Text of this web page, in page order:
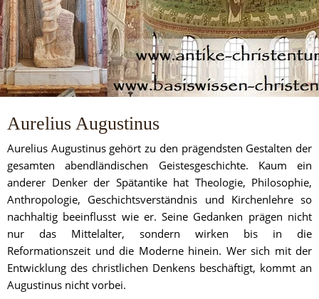
Aurelius Augustinus
Aurelius Augustinus gehört zu den prägendsten Gestalten der
gesamten abendländischen Geistesgeschichte. Kaum ein
anderer Denker der Spätantike hat Theologie, Philosophie,
Anthropologie, Geschichtsverständnis und Kirchenlehre so
nachhaltig beeinflusst wie er. Seine Gedanken prägen nicht
nur das Mittelalter, sondern wirken bis in die
Reformationszeit und die Moderne hinein. Wer sich mit der
Entwicklung des christlichen Denkens beschäftigt, kommt an
Augustinus nicht vorbei.